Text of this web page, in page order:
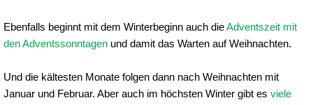
Ebenfalls beginnt mit dem Winterbeginn auch dieAdventszeit mit
den Adventssonntagen und damit das Warten auf Weihnachten.
Und die kältesten Monate folgen dann nach Weihnachten mit
Januar und Februar. Aber auch im höchsten Winter gibt es viele